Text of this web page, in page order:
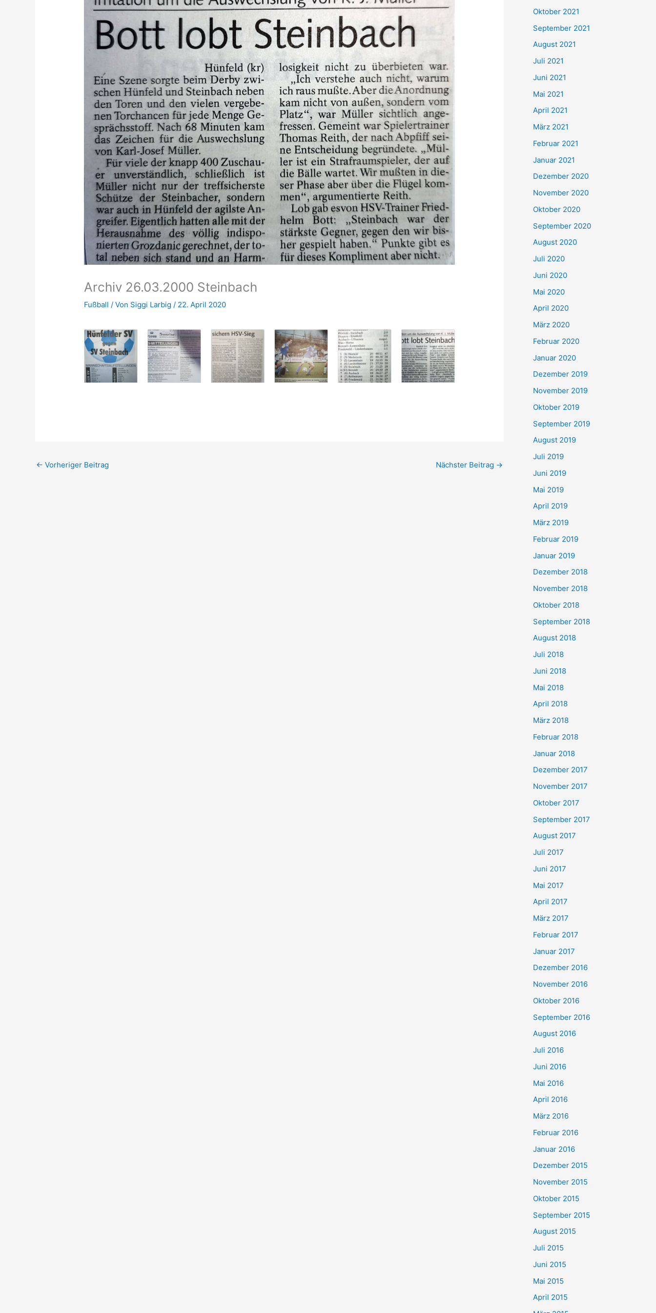
Archiv 26.03.2000 Steinbach
Fußball / Von Siggi Larbig/ 22. April 2020
← Vorheriger Beitrag Nächster Beitrag →
e
n
h
:
Oktober 2021
September 2021
August 2021
Juli 2021
Juni 2021
Mai 2021
April 2021
März 2021
Februar 2021
Januar 2021
Dezember 2020
November 2020
Oktober 2020
September 2020
August 2020
Juli 2020
Juni 2020
Mai 2020
April 2020
März 2020
Februar 2020
Januar 2020
Dezember 2019
November 2019
Oktober 2019
September 2019
August 2019
Juli 2019
Juni 2019
Mai 2019
April 2019
März 2019
Februar 2019
Januar 2019
Dezember 2018
November 2018
Oktober 2018
September 2018
August 2018
Juli 2018
Juni 2018
Mai 2018
April 2018
März 2018
Februar 2018
Januar 2018
Dezember 2017
November 2017
Oktober 2017
September 2017
August 2017
Juli 2017
Juni 2017
Mai 2017
April 2017
März 2017
Februar 2017
Januar 2017
Dezember 2016
November 2016
Oktober 2016
September 2016
August 2016
Juli 2016
Juni 2016
Mai 2016
April 2016
März 2016
Februar 2016
Januar 2016
Dezember 2015
November 2015
Oktober 2015
September 2015
August 2015
Juli 2015
Juni 2015
Mai 2015
April 2015